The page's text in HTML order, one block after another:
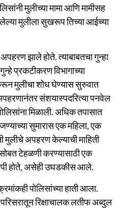
मुलीच्या मामा आणि मामीसह
मुलीला सुखरूप तिच्या आईच्या
झाले होते. त्याबाबतचा गुन्हा
प्रकटीकरण विभागाच्या
मुलीचा शोध घेण्यास सुरुवात
संशयास्पदरित्या पनवेल
मिळाली. अधिक तपासात
सुमारास एक महिला, एक
मुलीचे अपहरण केल्याची माहिती
टेहळणी करण्यासाठी एक
होते, असेही उघडकीस आले.
पोलिसांच्या हाती आला.
रिक्षाचालक लतीफ अब्दुल